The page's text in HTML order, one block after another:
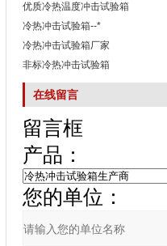
优质冷热温度冲击试验箱
冷热冲击试验箱--*
冷热冲击试验箱厂家
非标冷热冲击试验箱
在线留言
留言框
产品：
您的单位：